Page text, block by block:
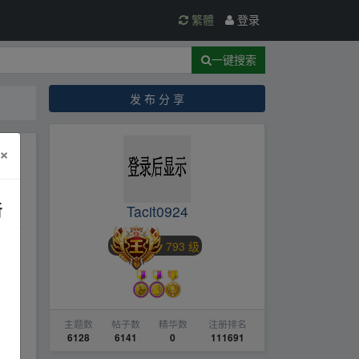
繁體 登录
一键搜索
发 布 分 享
Tacit0924
793 级
主题数
6128
帖子数
6141
精华数
0
注册排名
111691
×